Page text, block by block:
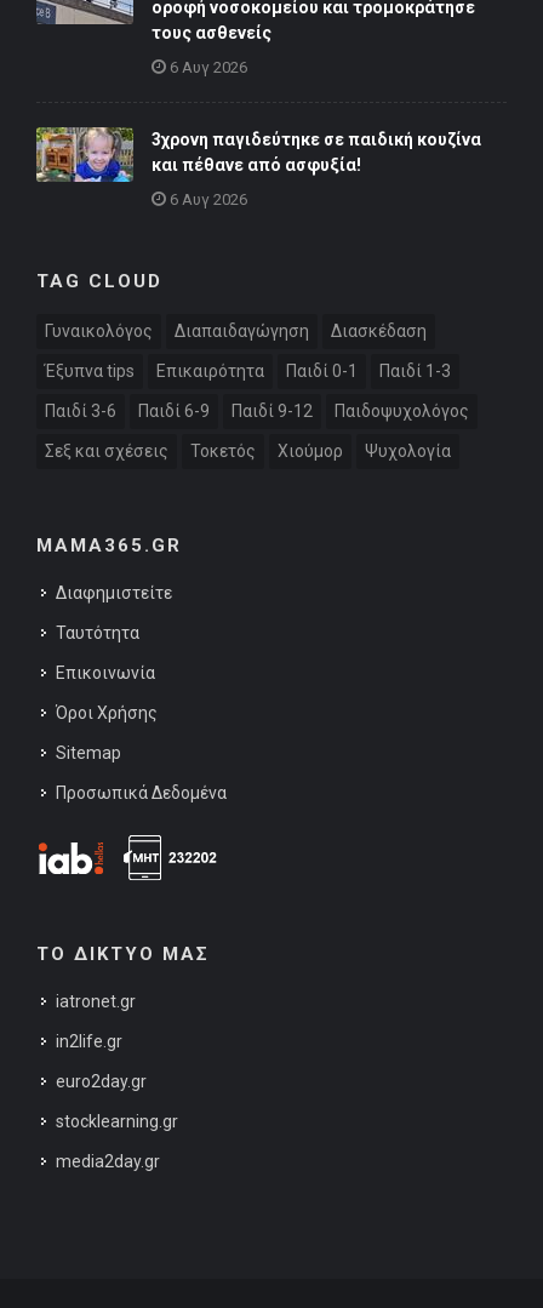
οροφή νοσοκομείου και τρομοκράτησε
τους ασθενείς
6 Αυγ 2026
3χρονη παγιδεύτηκε σε παιδική κουζίνα
και πέθανε από ασφυξία!
6 Αυγ 2026
TAG CLOUD
Γυναικολόγος Διαπαιδαγώγηση Διασκέδαση
Έξυπνα tips Επικαιρότητα Παιδί 0-1 Παιδί 1-3
Παιδί 3-6 Παιδί 6-9 Παιδί 9-12 Παιδοψυχολόγος
Σεξ και σχέσεις Τοκετός Χιούμορ Ψυχολογία
MAMA365.GR
Διαφημιστείτε
Ταυτότητα
Επικοινωνία
Όροι Χρήσης
Sitemap
Προσωπικά Δεδομένα
ΤΟ ΔΙΚΤΥΟ ΜΑΣ
iatronet.gr
in2life.gr
euro2day.gr
stocklearning.gr
media2day.gr